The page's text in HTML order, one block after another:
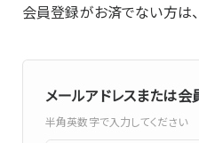
会員登録がお済でない方は
メールアドレスまたは
半角英数字で入力してください